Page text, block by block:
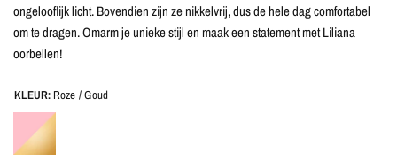
ongelooflijk licht. Bovendien zijn ze nikkelvrij, dus de hele dag comfortabel
om te dragen. Omarm je unieke stijl en maak een statement met Liliana
oorbellen!
KLEUR: Roze / Goud